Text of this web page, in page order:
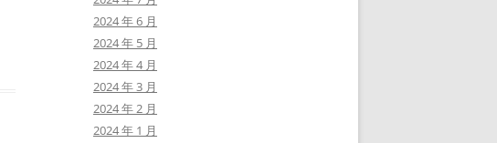
2024 年 6 月
2024 年 5 月
2024 年 4 月
2024 年 3 月
2024 年 2 月
2024 年 1 月